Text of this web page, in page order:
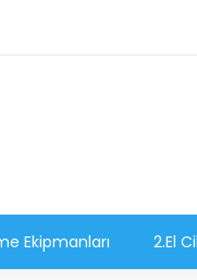
Ekipmanları 2.El